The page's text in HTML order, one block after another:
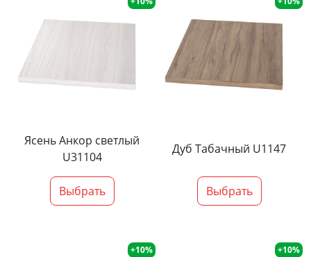
Ясень Анкор светлый
U31104
Выбрать
Дуб Табачный U1147
Выбрать
+10% +10%